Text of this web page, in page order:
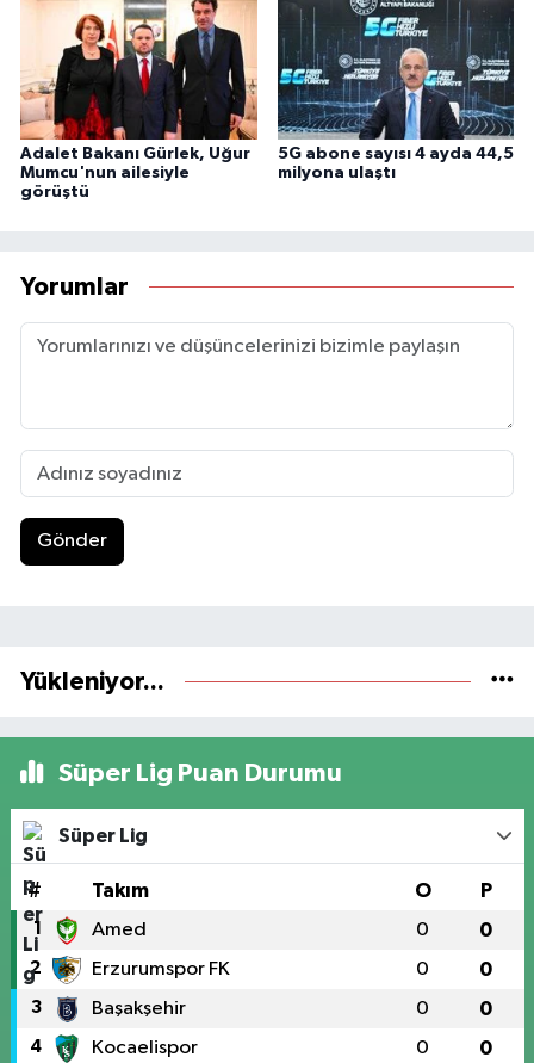
Adalet Bakanı Gürlek, Uğur
Mumcu'nun ailesiyle
görüştü
5G abone sayısı 4 ayda 44,5
milyona ulaştı
Yorumlar
Gönder
Yükleniyor...
Süper Lig Puan Durumu
Süper Lig
# Takım O P
1 Amed 0 0
2 Erzurumspor FK 0 0
3 Başakşehir 0 0
4 Kocaelispor 0 0